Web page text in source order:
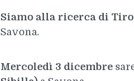
Siamo alla ricerca di
Savona.
Mercoledì 3 dicembre